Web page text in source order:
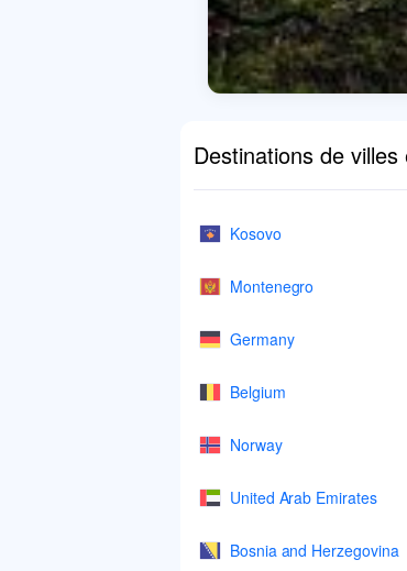
Destinations de
Kosovo
Montenegro
Germany
Belgium
Norway
United Arab Emirates
Bosnia and Herzegovina